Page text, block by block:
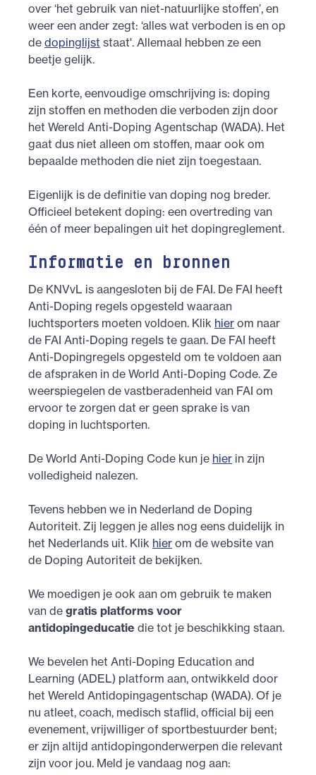
over ‘het gebruik van niet-natuurlijke stoffen’, en
weer een ander zegt: ‘alles wat verboden is en op
de dopinglijst staat'. Allemaal hebben ze een
beetje gelijk.
Een korte, eenvoudige omschrijving is: doping
zijn stoffen en methoden die verboden zijn door
het Wereld Anti-Doping Agentschap (WADA). Het
gaat dus niet alleen om stoffen, maar ook om
bepaalde methoden die niet zijn toegestaan.
Eigenlijk is de definitie van doping nog breder.
Officieel betekent doping: een overtreding van
één of meer bepalingen uit het dopingreglement.
Informatie en bronnen
De KNVvL is aangesloten bij de FAI. De FAI heeft
Anti-Doping regels opgesteld waaraan
luchtsporters moeten voldoen. Klik hier om naar
de FAI Anti-Doping regels te gaan. De FAI heeft
Anti-Dopingregels opgesteld om te voldoen aan
de afspraken in de World Anti-Doping Code. Ze
weerspiegelen de vastberadenheid van FAI om
ervoor te zorgen dat er geen sprake is van
doping in luchtsporten.
De World Anti-Doping Code kun je hier in zijn
volledigheid nalezen.
Tevens hebben we in Nederland de Doping
Autoriteit. Zij leggen je alles nog eens duidelijk in
het Nederlands uit. Klik hier om de website van
de Doping Autoriteit de bekijken.
We moedigen je ook aan om gebruik te maken
van de gratis platforms voor
antidopingeducatie die tot je beschikking staan.
We bevelen het Anti-Doping Education and
Learning (ADEL) platform aan, ontwikkeld door
het Wereld Antidopingagentschap (WADA). Of je
nu atleet, coach, medisch staflid, official bij een
evenement, vrijwilliger of sportbestuurder bent;
er zijn altijd antidopingonderwerpen die relevant
zijn voor jou. Meld je vandaag nog aan: